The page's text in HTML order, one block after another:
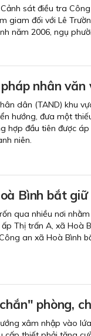
sát điều tra
giam đối với Lê
năm 2006, ngụ
nhân
dân (TAND) khu
hướng, đưa một
hợp đầu tiên được
niên.
Bình bắt
qua nhiều nơi
Thị trấn A, xã Hoà
an xã Hoà Bình
phòng,
xâm nhập vào